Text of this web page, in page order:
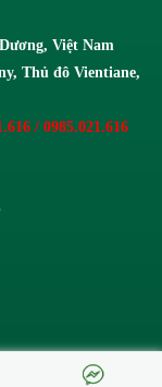
Việt Nam
Thủ đô Vientiane,
/ 0985.021.616